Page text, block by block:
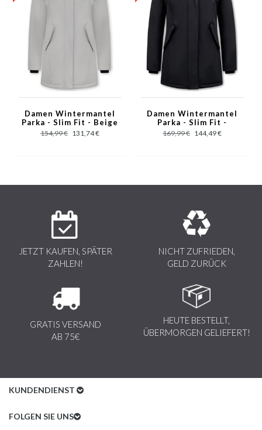
- Das Material besteht aus 100% Polyester
- Das Modell hat zwei Taschen und keine Innentasche
- Hat einen Reißverschluss mit Druckknöpfen als Verschluss
- Die Haube ist abnehmbar
- Bringen Sie es für maximale Lebensdauer in die chemische
Reinigung
- Erhältlich in den Größen S - M - L - XL - XXL
Damen Wintermantel
Parka - Slim Fit - Beige
154,99 € 131,74 €
Damen Wintermantel
Parka - Slim Fit -
Schwarz
169,99 € 144,49 €
JETZT KAUFEN, SPÄTER
ZAHLEN!
NICHT ZUFRIEDEN,
GELD ZURÜCK
GRATIS VERSAND
AB 75€
HEUTE BESTELLT,
ÜBERMORGEN GELIEFERT!
KUNDENDIENST
Kundenservice
FOLGEN SIE UNS